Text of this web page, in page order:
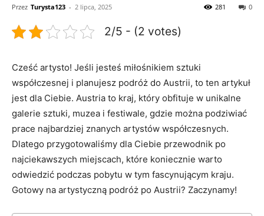
Przez Turysta123 - 2 lipca, 2025 0
281
2/5 - (2 votes)
Cześć ⁤artysto! Jeśli ⁢jesteś miłośnikiem ⁤sztuki
współczesnej i planujesz podróż do Austrii,⁢ to ten artykuł
jest dla Ciebie. Austria to kraj, który obfituje w unikalne
galerie‍ sztuki, ⁣muzea i ‌festiwale, gdzie można ‌podziwiać
prace najbardziej znanych​ artystów współczesnych.
Dlatego przygotowaliśmy dla Ciebie przewodnik po
najciekawszych⁢ miejscach, które koniecznie warto
odwiedzić⁣ podczas pobytu w tym fascynującym kraju.
Gotowy​ na artystyczną podróż po Austrii? Zaczynamy!